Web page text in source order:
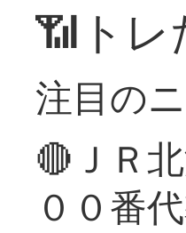
📶トレ
注目の
🔴ＪＲ
００番